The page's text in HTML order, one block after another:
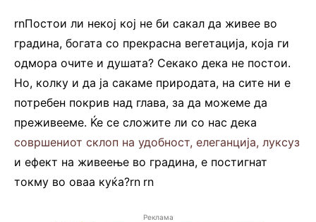
rnПостои ли некој кој не би сакал да живее во
градина, богата со прекрасна вегетација, која ги
одмора очите и душата? Секако дека не постои.
Но, колку и да ја сакаме природата, на сите ни е
потребен покрив над глава, за да можеме да
преживееме. Ќе се сложите ли со нас дека
совршениот склоп на удобност, елеганција, луксуз
и ефект на живеење во градина, е постигнат
токму во оваа куќа?rn rn
Реклама